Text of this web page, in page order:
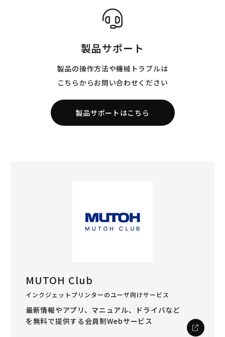
製品サポート
製品の操作方法や機械トラブルは
こちらからお問い合わせください
製品サポートはこちら
MUTOH Club
インクジェットプリンターのユーザ向けサービス
最新情報やアプリ、マニュアル、ドライバなど
を無料で提供する会員制Webサービス